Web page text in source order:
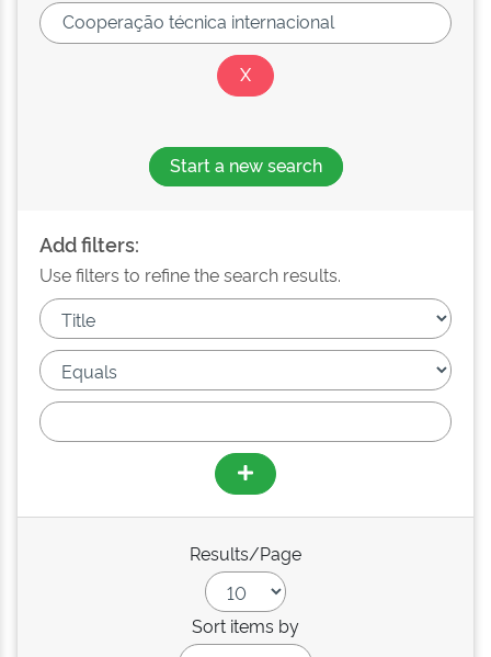
Start a new search
Add filters:
Use filters to refine the search results.
Results/Page
Sort items by